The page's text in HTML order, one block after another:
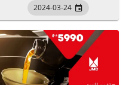
2024-03-24